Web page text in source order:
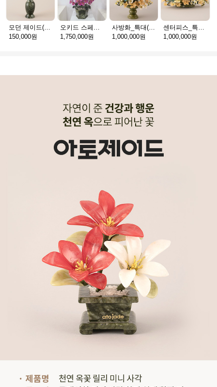
모던 제이드(천연옥꽃_택배)
150,000원
오키드 스페셜(천연옥꽃_택배)
1,750,000원
사방화_특대(천연옥꽃_택배)
1,000,000원
센터피스_특대(천연옥꽃_택배)
1,000,000원